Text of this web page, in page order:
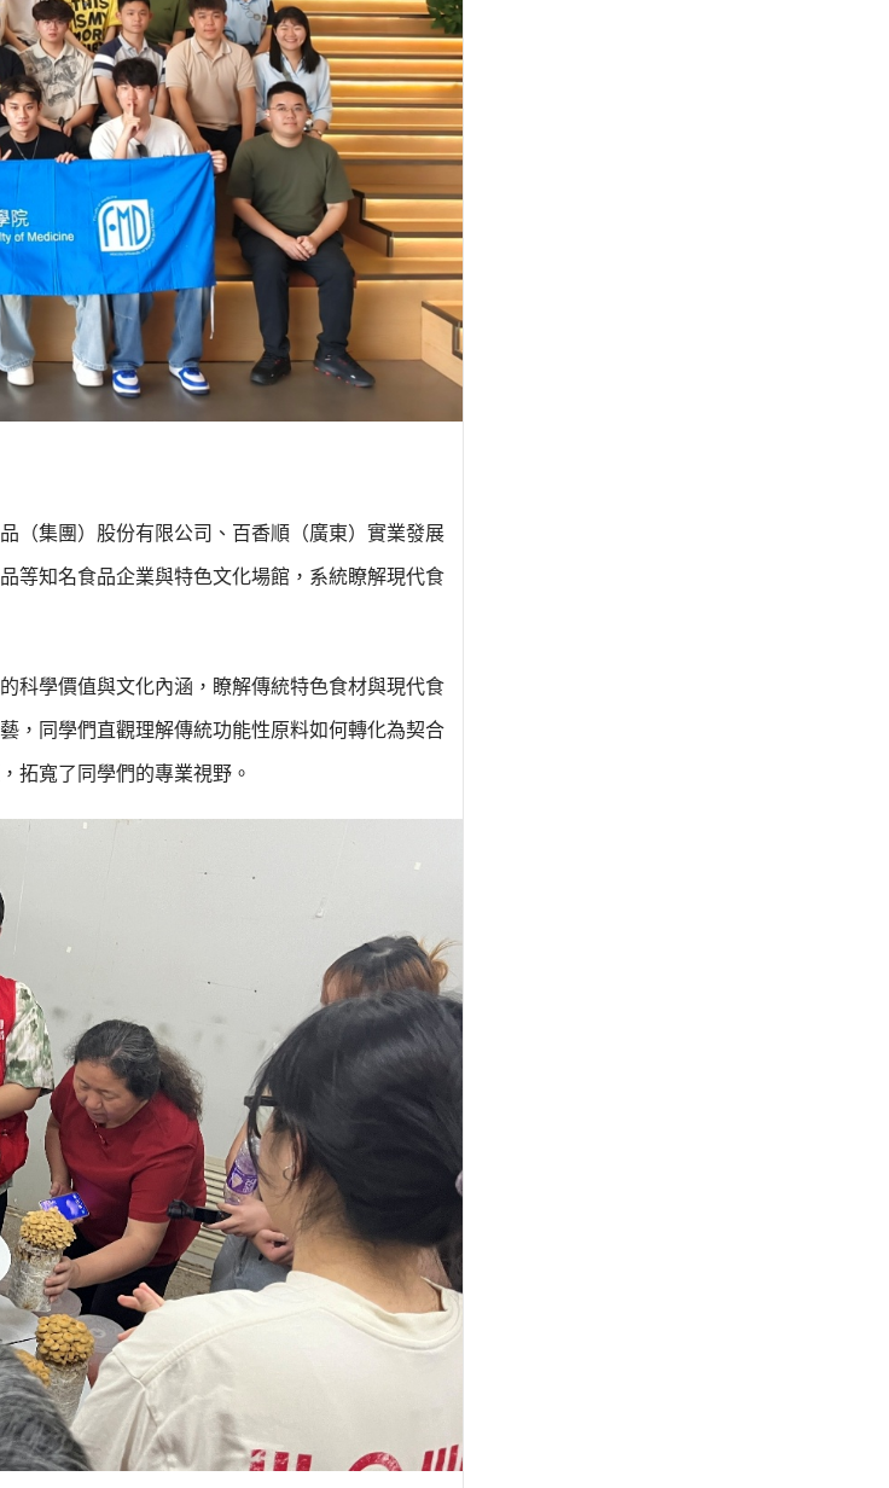
（集團）股份有限公司、百香順（廣東）實業發展
等知名食品企業與特色文化場館，系統瞭解現代食
科學價值與文化內涵，瞭解傳統特色食材與現代食
，同學們直觀理解傳統功能性原料如何轉化為契合
拓寬了同學們的專業視野。